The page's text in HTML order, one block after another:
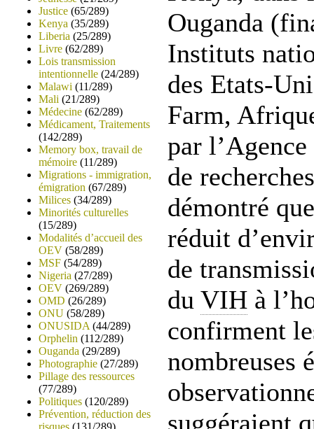
Justice (65/289)
Kenya (35/289)
Liberia (25/289)
Livre (62/289)
Lois transmission
intentionnelle (24/289)
Malawi (11/289)
Mali (21/289)
Médecine (62/289)
Médicament, Traitements
(142/289)
Memory box, travail de
mémoire (11/289)
Migrations - immigration,
émigration (67/289)
Milices (34/289)
Minorités culturelles
(15/289)
Modalités d’accueil des
OEV (58/289)
MSF (54/289)
Nigeria (27/289)
OEV (269/289)
OMD (26/289)
ONU (58/289)
ONUSIDA (44/289)
Orphelin (112/289)
Ouganda (29/289)
Photographie (27/289)
Pillage des ressources
(77/289)
Politiques (120/289)
Prévention, réduction des
risques (131/289)
Ouganda
Instituts
des Etats-
Farm,
par
de
démontré
réduit
de
du VIH à
confirment
nombreuses
suggéraient